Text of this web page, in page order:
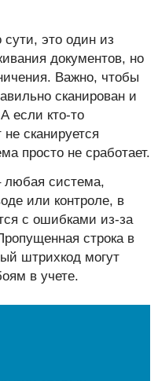
сути, это один из
документов, но
Важно, чтобы
сканирован и
если кто-то
сканируется
просто не сработает.
любая система,
или контроле, в
с ошибками из-за
строка в
штрихкод могут
в учете.